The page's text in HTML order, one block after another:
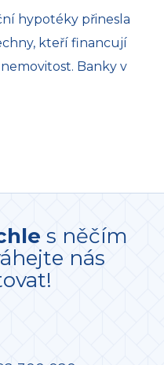
hypotéky přinesla
kteří financují
Banky v
s něčím
nás